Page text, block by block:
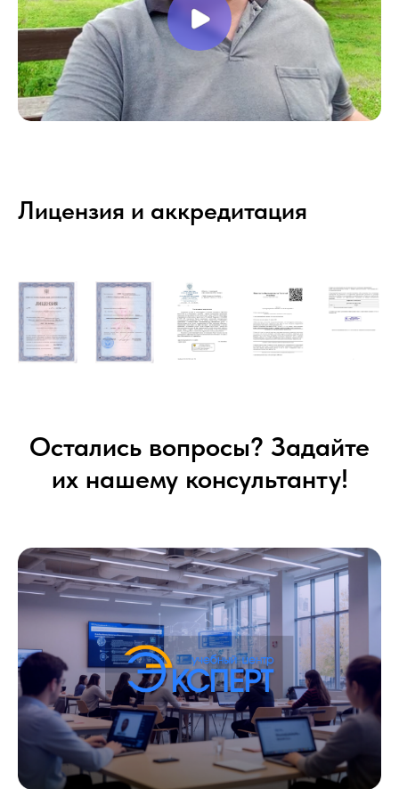
Лицензия и аккредитация
Остались вопросы? Задайте
их нашему консультанту!